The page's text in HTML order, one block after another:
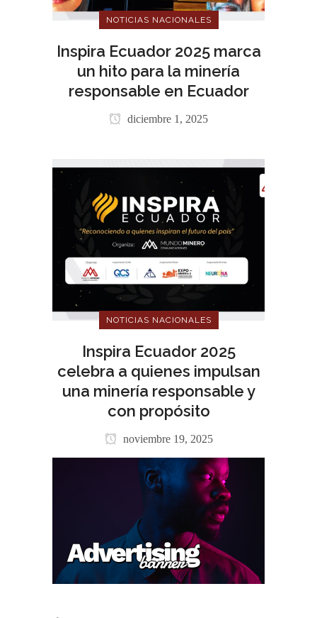
NOTICIAS NACIONALES
Inspira Ecuador 2025 marca
un hito para la minería
responsable en Ecuador
diciembre 1, 2025
NOTICIAS NACIONALES
Inspira Ecuador 2025
celebra a quienes impulsan
una minería responsable y
con propósito
noviembre 19, 2025